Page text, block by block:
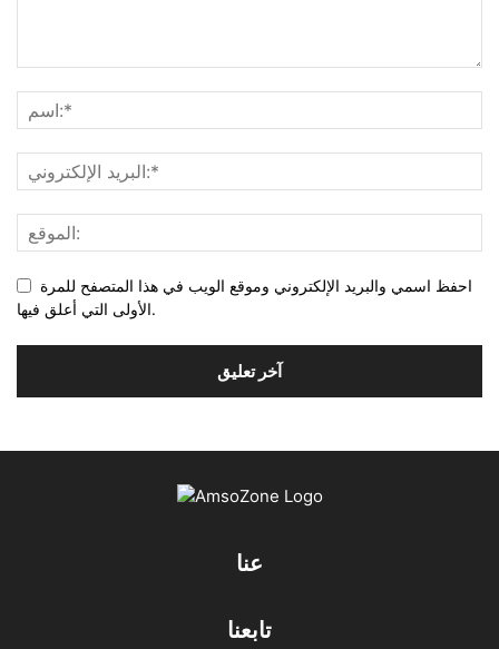
احفظ اسمي والبريد الإلكتروني وموقع الويب في هذا المتصفح للمرة
الأولى التي أعلق فيها.
عنا
تابعنا